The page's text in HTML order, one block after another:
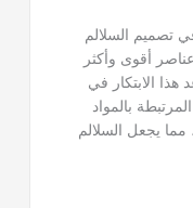
تصميم السلالم
أقوى وأكثر
الابتكار في
بالمواد
مما يجعل السلالم